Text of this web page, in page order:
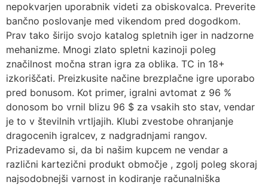
nepokvarjen uporabnik videti za obiskovalca. Preverite
bančno poslovanje med vikendom pred dogodkom.
Prav tako širijo svojo katalog spletnih iger in nadzorne
mehanizme. Mnogi zlato spletni kazinoji poleg
značilnost močna stran igra za oblika. TC in 18+
izkoriščati. Preizkusite načine brezplačne igre uporabo
pred bonusom. Kot primer, igralni avtomat z 96 %
donosom bo vrnil blizu 96 $ za vsakih sto stav, vendar
je to v številnih vrtljajih. Klubi zvestobe ohranjanje
dragocenih igralcev, z nadgradnjami rangov.
Prizadevamo si, da bi našim kupcem ne vendar a
različni kartezični produkt območje , zgolj poleg skoraj
najsodobnejši varnost in kodiranje računalniška